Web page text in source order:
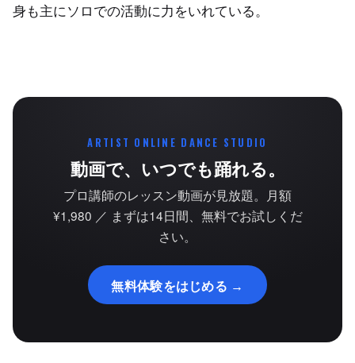
身も主にソロでの活動に力をいれている。
ARTIST ONLINE DANCE STUDIO
動画で、いつでも踊れる。
プロ講師のレッスン動画が見放題。月額
¥1,980 ／ まずは14日間、無料でお試しくだ
さい。
無料体験をはじめる →